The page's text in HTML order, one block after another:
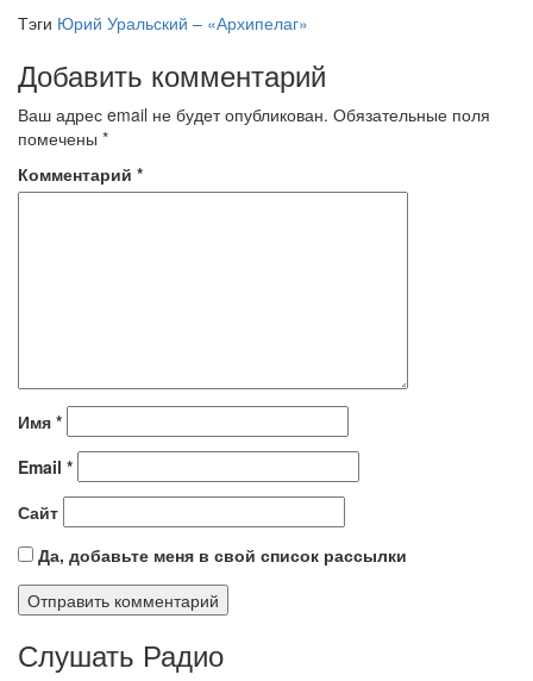
Тэги Юрий Уральский – «Архипелаг»
Добавить комментарий
Ваш адрес email не будет опубликован. Обязательные поля
помечены *
Комментарий *
Имя *
Email *
Сайт
Да, добавьте меня в свой список рассылки
Слушать Радио